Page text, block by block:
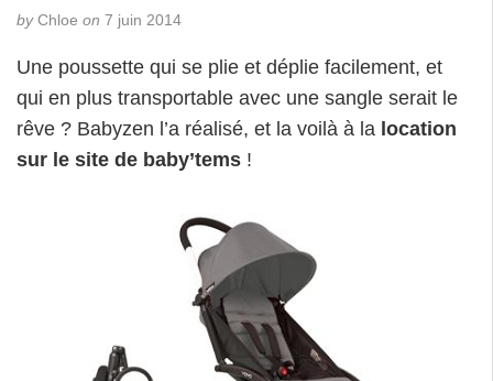
byChloe on 7 juin 2014
Une poussette qui se plie et déplie facilement, et
qui en plus transportable avec une sangle serait le
rêve ? Babyzen l’a réalisé, et la voilà à la location
sur le site de baby’tems !